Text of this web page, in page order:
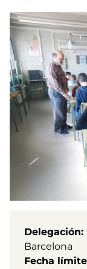
Delegación
Barcelona
Fecha